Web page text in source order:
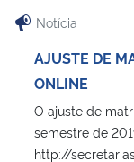
Notícia
AJUSTE DE
ONLINE
O ajuste de
semestre de
http://